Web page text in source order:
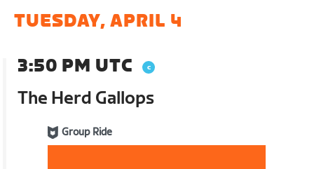
TUESDAY, APRIL 4
3:50 PM UTC
The Herd Gallops
Group Ride